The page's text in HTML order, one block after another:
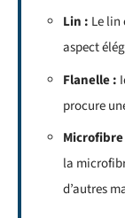
Lin : Le lin
aspect
Flanelle :
procure
la
d’autres